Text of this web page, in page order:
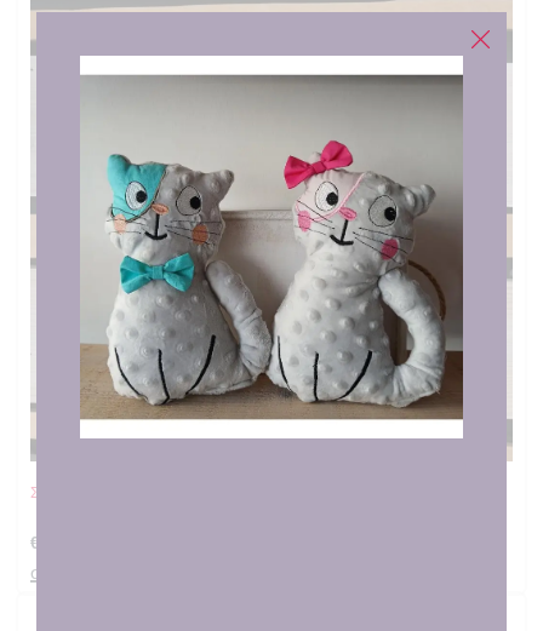
Σαλιάρα Ποδοσφαιριστής
€
στο καλαθι